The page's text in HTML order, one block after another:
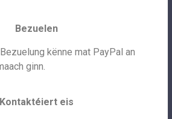
Bezuelen
kënne mat PayPal an
ginn.
Kontaktéiert eis